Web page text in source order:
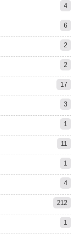
4
6
2
2
17
3
1
11
1
4
212
1